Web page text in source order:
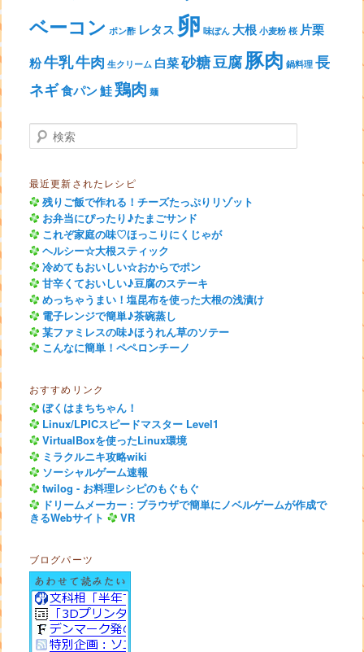
ベーコン ポン酢 レタス 卵 味ぽん 大根 小麦粉 桜 片栗
粉牛乳牛肉 生クリーム 白菜砂糖豆腐豚肉 鍋料理 長
ネギ食パン鮭鶏肉 麺
検索
最近更新されたレシピ
残りご飯で作れる！チーズたっぷりリゾット
お弁当にぴったり♪たまごサンド
これぞ家庭の味♡ほっこりにくじゃが
ヘルシー☆大根スティック
冷めてもおいしい☆おからでポン
甘辛くておいしい♪豆腐のステーキ
めっちゃうまい！塩昆布を使った大根の浅漬け
電子レンジで簡単♪茶碗蒸し
某ファミレスの味♪ほうれん草のソテー
こんなに簡単！ペペロンチーノ
おすすめリンク
ぼくはまちちゃん！
Linux/LPICスピードマスター Level1
VirtualBoxを使ったLinux環境
ミラクルニキ攻略wiki
ソーシャルゲーム速報
twilog - お料理レシピのもぐもぐ
ドリームメーカー : ブラウザで簡単にノベルゲームが作成で
きるWebサイト
VR
ブログパーツ